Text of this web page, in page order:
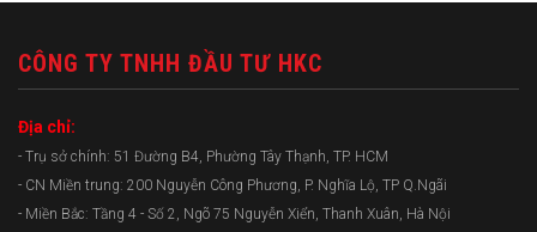
CÔNG TY TNHH ĐẦU TƯ HKC
Địa chỉ:
- Trụ sở chính: 51 Đường B4, Phường Tây Thạnh, TP. HCM
- CN Miền trung: 200 Nguyễn Công Phương, P. Nghĩa Lộ, TP Q.Ngãi
- Miền Bắc: Tầng 4 - Số 2, Ngõ 75 Nguyễn Xiển, Thanh Xuân, Hà Nội